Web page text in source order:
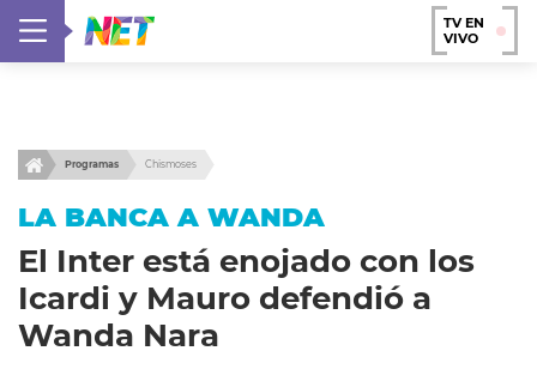
TV EN
VIVO
Programas Chismoses
LA BANCA A WANDA
El Inter está enojado con los
Icardi y Mauro defendió a
Wanda Nara